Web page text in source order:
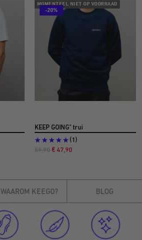
MOMENTEEL NIET OP VOORRAAD
-20%
KEEP GOING" trui
(1)
Aanbiedingsprijs
€ 47,90
Normale
59,90
WAAROM KEEGO? BLOG